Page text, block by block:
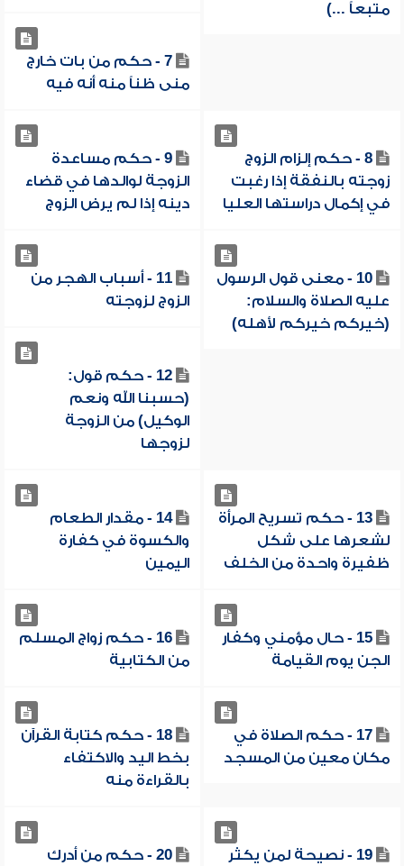
متبعاً ...)
7 - حكم من بات خارج
منى ظناً منه أنه فيه
8 - حكم إلزام الزوج
زوجته بالنفقة إذا رغبت
في إكمال دراستها العليا
9 - حكم مساعدة
الزوجة لوالدها في قضاء
دينه إذا لم يرض الزوج
10 - معنى قول الرسول
عليه الصلاة والسلام:
(خيركم خيركم لأهله)
11 - أسباب الهجر من
الزوج لزوجته
12 - حكم قول:
(حسبنا الله ونعم
الوكيل) من الزوجة
لزوجها
13 - حكم تسريح المرأة
لشعرها على شكل
ظفيرة واحدة من الخلف
14 - مقدار الطعام
والكسوة في كفارة
اليمين
15 - حال مؤمني وكفار
الجن يوم القيامة
16 - حكم زواج المسلم
من الكتابية
17 - حكم الصلاة في
مكان معين من المسجد
18 - حكم كتابة القرآن
بخط اليد والاكتفاء
بالقراءة منه
19 - نصيحة لمن يكثر 20 - حكم من أدرك